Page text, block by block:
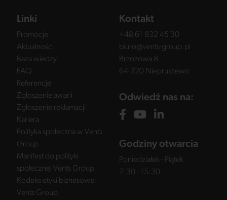
Linki
Promocje
Aktualności
Baza wiedzy
FAQ
Referencje
Zgłoszenie awarii
Zgłoszenie reklamacji
Kariera
Polityka społeczna w Vents
Group
Manifest do polityki
społecznej Vents Group
Kodeks etyki biznesowej
Vents Group
Kontakt
+48 61 832 45 30
biuro@vents-group.pl
Brzozowa 8
64-320 Niepruszewo
Odwiedź nas na:
Godziny otwarcia
Poniedziałek - Piątek
7:30 - 15:30